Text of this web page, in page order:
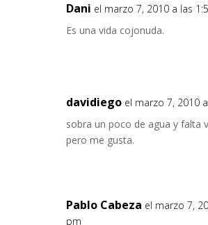
Dani el marzo 7, 2010 a las
Es una vida cojonuda.
davidiego el marzo 7, 2010
sobra un poco de agua y falta
pero me gusta.
Pablo Cabeza el marzo 7,
pm